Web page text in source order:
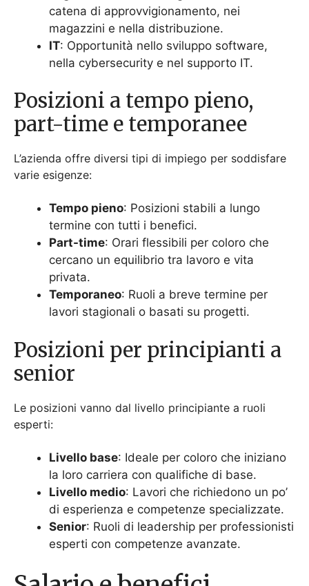
Tempo pieno: Posizioni stabili a lungo
termine con tutti i benefici.
Part-time: Orari flessibili per coloro che
cercano un equilibrio tra lavoro e vita
Temporaneo : Ruoli a breve termine per
lavori stagionali o basati su progetti.
Posizioni per principianti a
senior
Le posizioni vanno dal livello principiante a ruoli
esperti:
Livello base: Ideale per coloro che iniziano
la loro carriera con qualifiche di base.
Livello medio : Lavori che richiedono un po’
di esperienza e competenze specializzate.
esperti con competenze avanzate.
Salario e benefici
I dipendenti godono di salari competitivi e
sviluppo professionale e altri privilegi.
Panoramica dei Salari Medi
Ecco i salari medi mensili per varie posizioni:
Responsabile del Negozio
: $4,500